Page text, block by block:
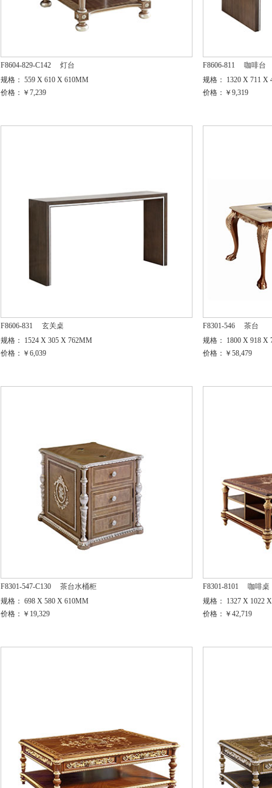
F8604-829-C142
灯台
规格： 559 X 610 X 610MM
价格：￥7,239
F8606-811
咖啡台
规格： 1320 X 711 X
价格：￥9,319
F8606-831
玄关桌
规格： 1524 X 305 X 762MM
价格：￥6,039
F8301-546
茶台
规格： 1800 X 918 X
价格：￥58,479
F8301-547-C130
茶台水桶柜
规格： 698 X 580 X 610MM
价格：￥19,329
F8301-8101
咖啡桌
规格： 1327 X 1022
价格：￥42,719